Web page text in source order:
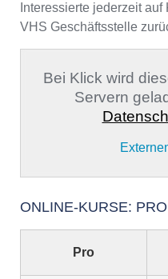
Interessierte jederzeit
VHS Geschäftsstelle
Bei Klick wird
Servern
ONLINE-KURSE:
Pro